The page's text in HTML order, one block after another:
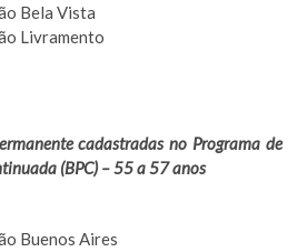
Bela Vista
Livramento
cadastradas no Programa de
(BPC) – 55 a 57 anos
Buenos Aires